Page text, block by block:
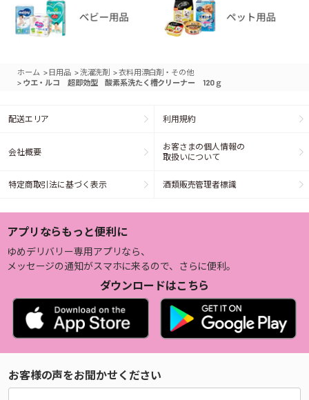
ホーム > 日用品 >洗濯洗剤 >衣料用漂白剤・その他
> ウエ・ルコ 超即効型 酸素系洗たく槽クリーナー 120ｇ
配送エリア 利用規約
会社概要
お客さまの個人情報の
取扱いについて
特定商取引法に基づく表示 酒類販売管理者標識
アプリならもっと便利に
ゆめデリバリー専用アプリなら、
メッセージの通知がスマホに来るので、さらに便利。
ダウンロードはこちら
お客様の声をお聞かせください